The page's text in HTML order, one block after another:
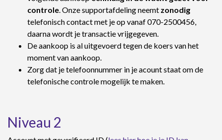
controle. Onze supportafdeling neemt zonodig
telefonisch contact met je op vanaf 070-2500456,
daarna wordt je transactie vrijgegeven.
De aankoop is al uitgevoerd tegen de koers van het
moment van aankoop.
Zorg dat je telefoonnummer in je acount staat om de
telefonische controle mogelijk te maken.
Niveau 2